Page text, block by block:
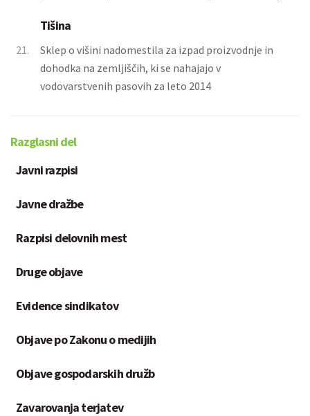
Tišina
21.
Sklep o višini nadomestila za izpad proizvodnje in
dohodka na zemljiščih, ki se nahajajo v
vodovarstvenih pasovih za leto 2014
Razglasni del
Javni razpisi
Javne dražbe
Razpisi delovnih mest
Druge objave
Evidence sindikatov
Objave po Zakonu o medijih
Objave gospodarskih družb
Zavarovanja terjatev